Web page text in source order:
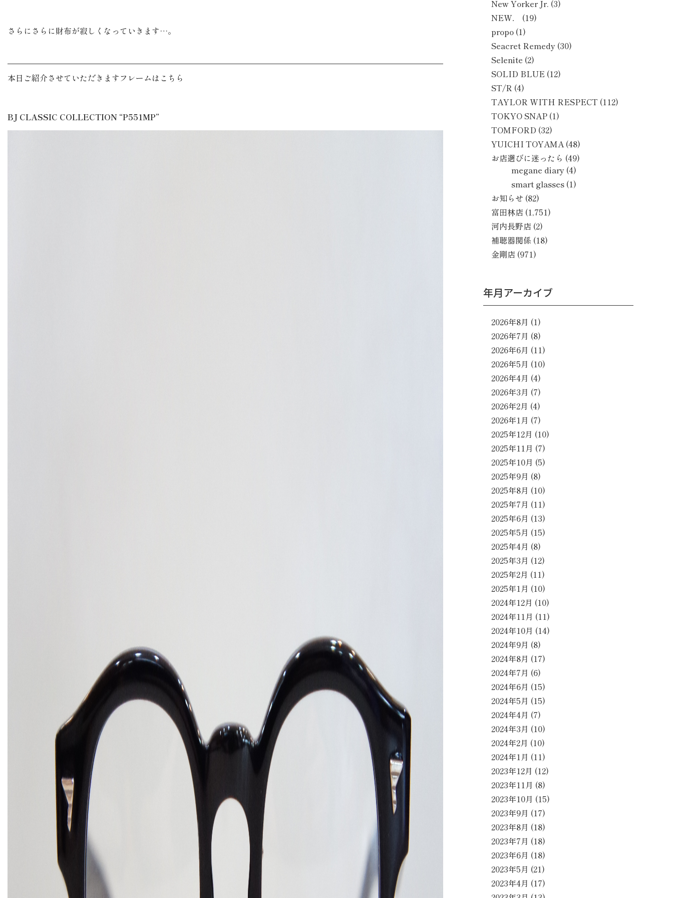
さらにさらに財布が寂しくなっていきます…。
本日ご紹介させていただきますフレームはこちら
BJ CLASSIC COLLECTION “P551MP”
New Yorker Jr. (3)
NEW．
(19)
propo (1)
Seacret Remedy (30)
Selenite (2)
SOLID BLUE (12)
ST/R (4)
TAYLOR WITH RESPECT (112)
TOKYO SNAP (1)
TOMFORD (32)
YUICHI TOYAMA(48)
お店選びに迷ったら (49)
megane diary (4)
smart glasses (1)
お知らせ (82)
富田林店 (1,751)
河内長野店 (2)
補聴器関係 (18)
金剛店 (971)
年月アーカイブ
2026年8月 (1)
2026年7月 (8)
2026年6月 (11)
2026年5月 (10)
2026年4月 (4)
2026年3月 (7)
2026年2月 (4)
2026年1月 (7)
2025年12月 (10)
2025年11月 (7)
2025年10月 (5)
2025年9月 (8)
2025年8月 (10)
2025年7月 (11)
2025年6月 (13)
2025年5月 (15)
2025年4月 (8)
2025年3月 (12)
2025年2月 (11)
2025年1月 (10)
2024年12月 (10)
2024年11月 (11)
2024年10月 (14)
2024年9月 (8)
2024年8月 (17)
2024年7月 (6)
2024年6月 (15)
2024年5月 (15)
2024年4月 (7)
2024年3月 (10)
2024年2月 (10)
2024年1月 (11)
2023年12月 (12)
2023年11月 (8)
2023年10月 (15)
2023年9月 (17)
2023年8月 (18)
2023年7月 (18)
2023年6月 (18)
2023年5月 (21)
2023年4月 (17)